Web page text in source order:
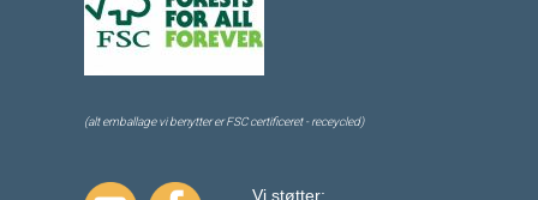
(alt emballage vi benytter er FSC certificeret - receycled)
Vi støtter: